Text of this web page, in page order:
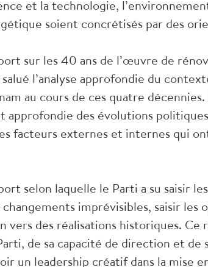
et la technologie,
soient concrétisés par des
sur les 40 ans de l’œuvre de
l’analyse approfondie du
au cours de ces quatre
des évolutions
facteurs externes et internes qui
selon laquelle le Parti a su saisir
changements imprévisibles, saisir
vers des réalisations historiques.
de sa capacité de direction et de
un leadership créatif dans la mise